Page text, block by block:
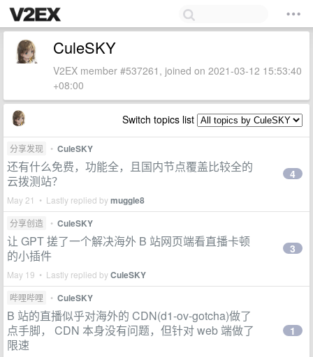
CuleSKY
V2EX member #537261, joined on 2021-03-12 15:53:40
+08:00
Switch topics list
分享发现 • CuleSKY
还有什么免费，功能全，且国内节点覆盖比较全的
云拨测站？
May 21 • Lastly replied bymuggle8
4
分享创造 • CuleSKY
让 GPT 搓了一个解决海外 B 站网页端看直播卡顿
的小插件
May 19 • Lastly replied byCuleSKY
3
哔哩哔哩 • CuleSKY
B 站的直播似乎对海外的 CDN(d1-ov-gotcha)做了
点手脚， CDN 本身没有问题，但针对 web 端做了
限速
1